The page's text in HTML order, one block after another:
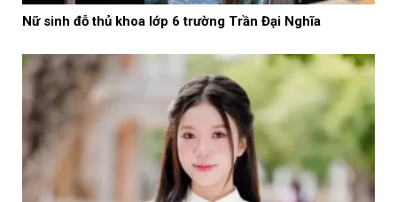
Nữ sinh đỗ thủ khoa lớp 6 trường Trần Đại Nghĩa